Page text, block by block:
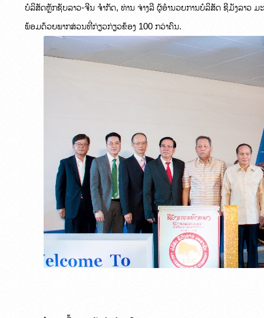
ບໍລິສັດຫຼັກຊັບລາວ-ຈີນ ຈໍາກັດ, ທ່ານ ຈ່າງລີ ຜູ້ອຳນວຍການບໍລິສັດ ຊີມັງລາວ ມ
ພ້ອມດ້ວຍພາກສ່ວນທີ່ກ່ຽວກ່ຽວຂ້ອງ 100 ກວ່າຄົນ.